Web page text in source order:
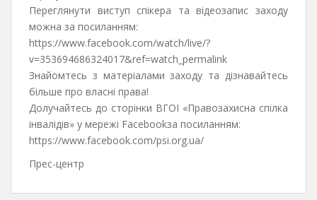
Переглянути виступ спікера та відеозапис заходу
можна за посиланням:
https://www.facebook.com/watch/live/?
v=353694686324017&ref=watch_permalink
Знайомтесь з матеріалами заходу та дізнавайтесь
більше про власні права!
Долучайтесь до сторінки ВГОІ «Правозахисна спілка
інвалідів» у мережі Facebookза посиланням:
https://www.facebook.com/psi.org.ua/
Прес-центр